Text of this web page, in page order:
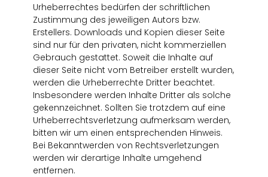
Urheberrechtes bedürfen der schriftlichen
Zustimmung des jeweiligen Autors bzw.
Erstellers. Downloads und Kopien dieser Seite
sind nur für den privaten, nicht kommerziellen
Gebrauch gestattet. Soweit die Inhalte auf
dieser Seite nicht vom Betreiber erstellt wurden,
werden die Urheberrechte Dritter beachtet.
Insbesondere werden Inhalte Dritter als solche
gekennzeichnet. Sollten Sie trotzdem auf eine
Urheberrechtsverletzung aufmerksam werden,
bitten wir um einen entsprechenden Hinweis.
Bei Bekanntwerden von Rechtsverletzungen
werden wir derartige Inhalte umgehend
entfernen.